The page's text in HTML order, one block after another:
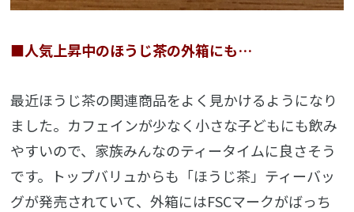
■人気上昇中のほうじ茶の外箱にも…
最近ほうじ茶の関連商品をよく見かけるようになり
ました。カフェインが少なく小さな子どもにも飲み
やすいので、家族みんなのティータイムに良さそう
です。トップバリュからも「ほうじ茶」ティーバッ
グが発売されていて、外箱にはFSCマークがばっち